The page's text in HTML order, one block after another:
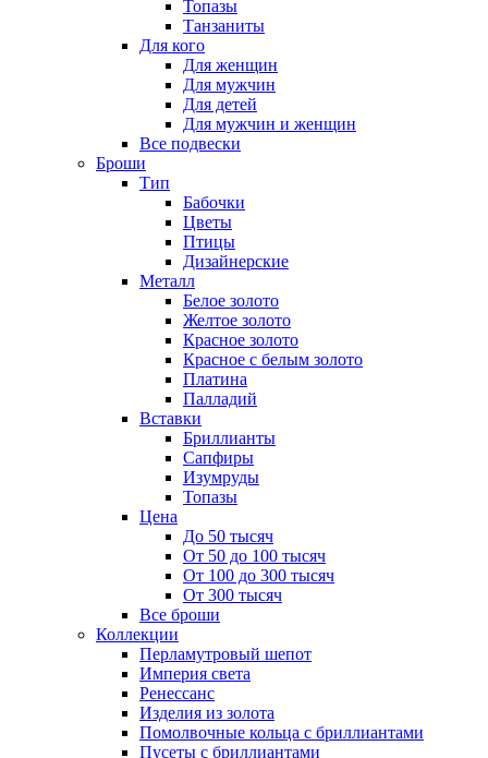
Топазы
Танзаниты
Для кого
Для женщин
Для мужчин
Для детей
Для мужчин и женщин
Все подвески
Броши
Тип
Бабочки
Цветы
Птицы
Дизайнерские
Металл
Белое золото
Желтое золото
Красное золото
Красное с белым золото
Платина
Палладий
Вставки
Бриллианты
Сапфиры
Изумруды
Топазы
Цена
До 50 тысяч
От 50 до 100 тысяч
От 100 до 300 тысяч
От 300 тысяч
Все броши
Коллекции
Перламутровый шепот
Империя света
Ренессанс
Изделия из золота
Помолвочные кольца с бриллиантами
Пусеты с бриллиантами